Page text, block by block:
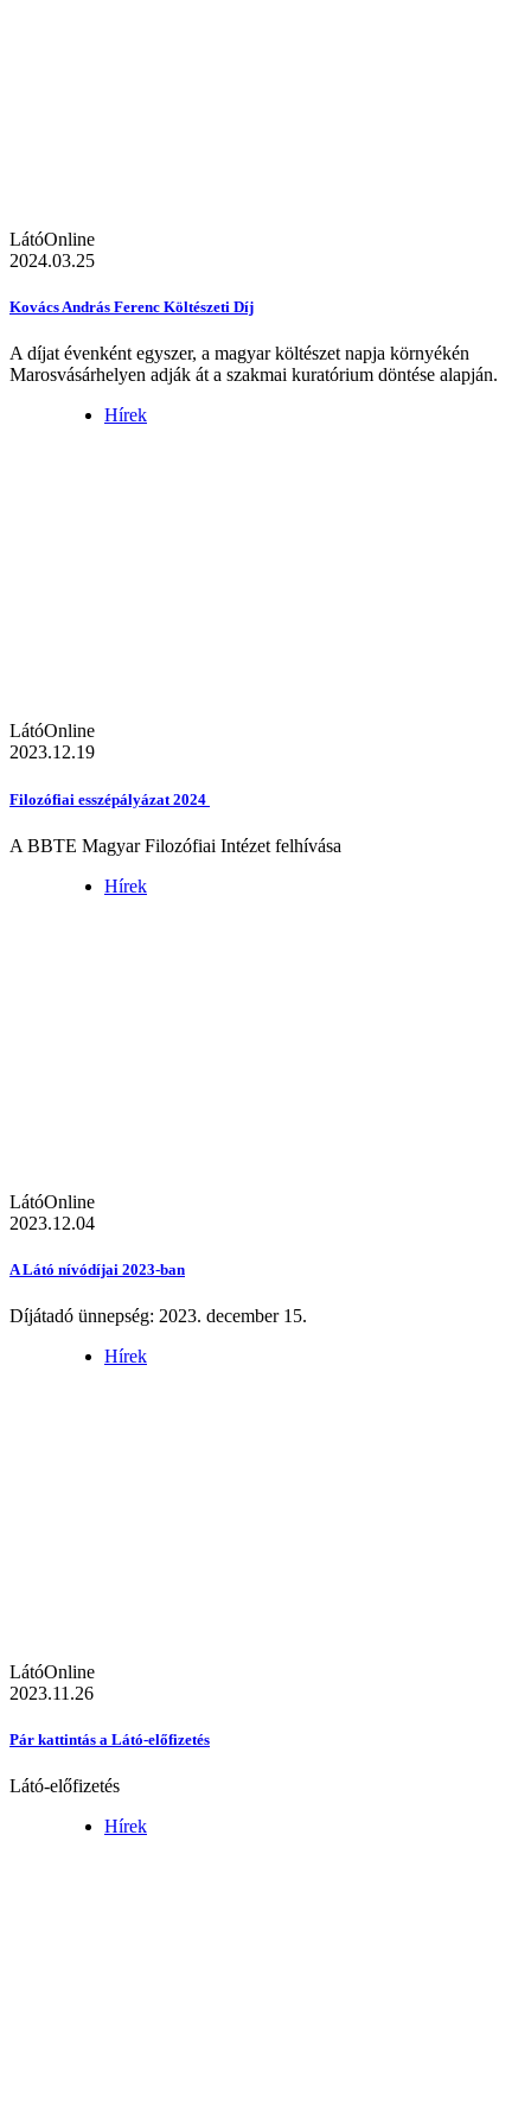
LátóOnline
2024.03.25
Kovács András Ferenc Költészeti Díj
A díjat évenként egyszer, a magyar költészet napja környékén
Marosvásárhelyen adják át a szakmai kuratórium döntése alapján.
Hírek
LátóOnline
2023.12.19
Filozófiai esszépályázat 2024
A BBTE Magyar Filozófiai Intézet felhívása
Hírek
LátóOnline
2023.12.04
A Látó nívódíjai 2023-ban
Díjátadó ünnepség: 2023. december 15.
Hírek
LátóOnline
2023.11.26
Pár kattintás a Látó-előfizetés
Látó-előfizetés
Hírek